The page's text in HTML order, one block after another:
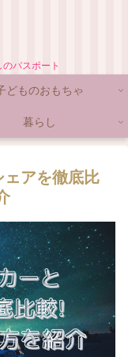
パスポート
どものおもちゃ
暮らし
ェアを徹底比